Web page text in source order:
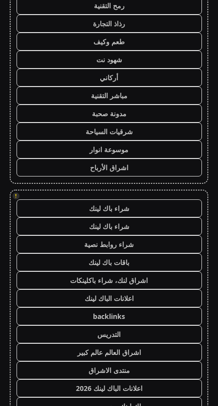
رمح التقنية
رذاذ التجارة
طعم وكيف
شهود نت
أركاني
مباشر التقنية
مدونة صحبة
شرقيات السياحة
موسوعة انوار
اشراق الأرباح
!
شراء باك لينك
شراء باك لينك
شراء روابط نصية
باقات باك لينك
اشراق لنك، شراء باكلينكات
اعلانات الباك لينك
backlinks
التدريس
اشراق العالم عالم كبير
منتدى الاشراق
اعلانات الباك لينك 2026